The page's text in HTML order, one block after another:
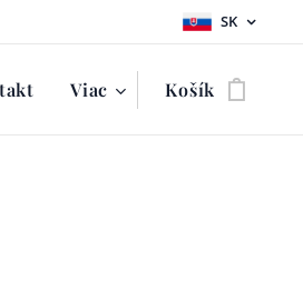
SK
Viac Košík